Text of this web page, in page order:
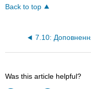
Back to top
Was this article helpful?